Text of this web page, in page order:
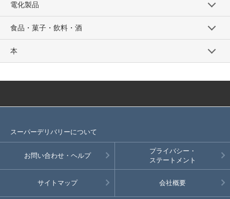
電化製品
食品・菓子・飲料・酒
本
スーパーデリバリーについて
お問い合わせ・ヘルプ
プライバシー・
ステートメント
サイトマップ 会社概要